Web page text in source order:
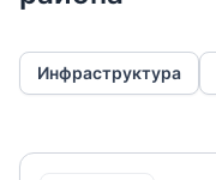
Канализация:
Инфраструктура